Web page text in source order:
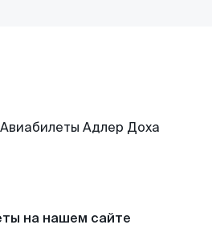
на нашем сайте